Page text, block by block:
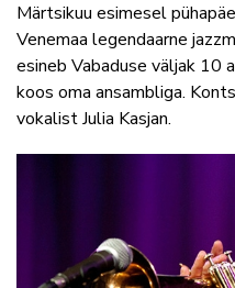
Märtsikuu esimesel
Venemaa legendaarne
esineb Vabaduse väljak 10
koos oma ansambliga.
vokalist Julia Kasjan.